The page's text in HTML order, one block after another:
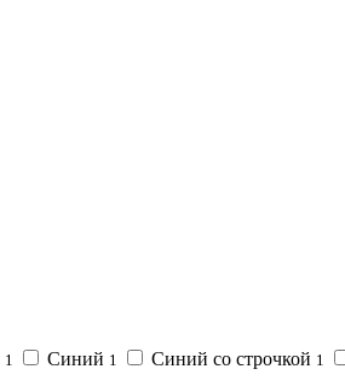
1 Синий 1 Синий со строчкой 1